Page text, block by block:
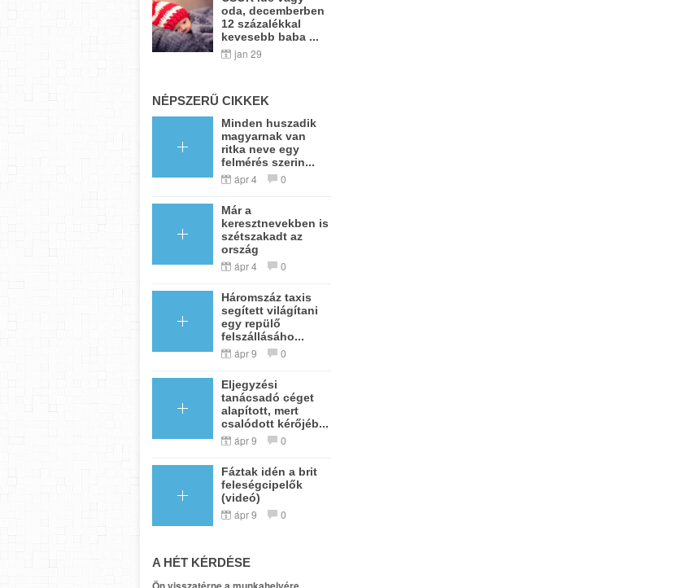
oda, decemberben
12 százalékkal
kevesebb baba ...
jan 29
NÉPSZERŰ CIKKEK
Minden huszadik
magyarnak van
ritka neve egy
felmérés szerin...
ápr 4 0
Már a
keresztnevekben is
szétszakadt az
ország
ápr 4 0
Háromszáz taxis
segített világítani
egy repülő
felszállásáho...
ápr 9 0
Eljegyzési
tanácsadó céget
alapított, mert
csalódott kérőjéb...
ápr 9 0
Fáztak idén a brit
feleségcipelők
(videó)
ápr 9 0
A HÉT KÉRDÉSE